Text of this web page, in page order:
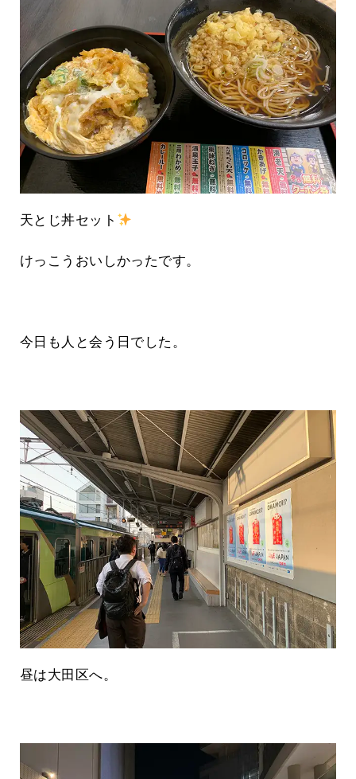
天とじ丼セット
けっこうおいしかったです。
今日も人と会う日でした。
昼は大田区へ。